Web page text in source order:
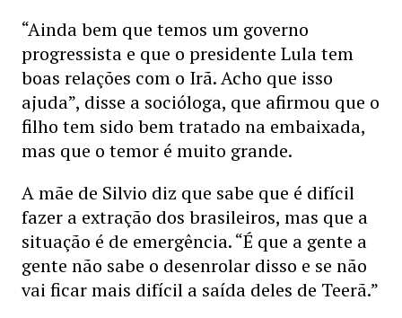
“Ainda bem que temos um governo
progressista e que o presidente Lula tem
boas relações com o Irã. Acho que isso
ajuda”, disse a socióloga, que afirmou que o
filho tem sido bem tratado na embaixada,
mas que o temor é muito grande.
A mãe de Silvio diz que sabe que é difícil
fazer a extração dos brasileiros, mas que a
situação é de emergência. “É que a gente a
gente não sabe o desenrolar disso e se não
vai ficar mais difícil a saída deles de Teerã.”